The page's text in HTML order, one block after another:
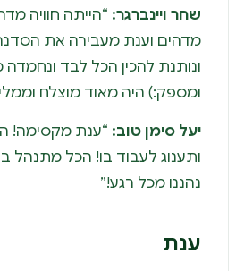
שחר ויינברגר: “הייתה חוויה
מדהים וענת מעבירה את
ונותנת להכין הכל לבד
ומספק:) היה מאוד מוצלח
יעל סימן טוב: “ענת מקסימה!
ותענוג לעבוד בו! הכל מתנהל
נהננו מכל רגע!”
ענת